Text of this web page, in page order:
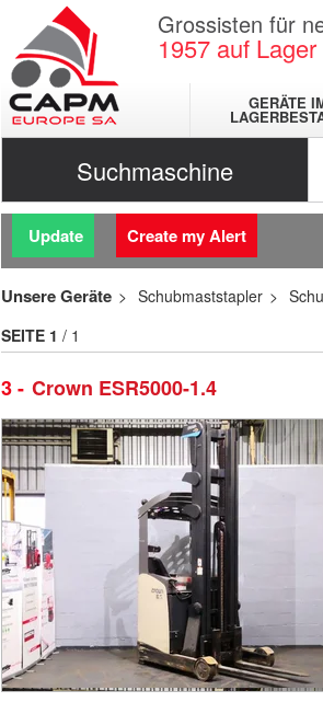
Grossisten für
1957 auf Lager
GERÄTE
Suchmaschine
Update Create my Alert
Unsere Geräte Schubmaststapler
3 Crown ESR5000-1.4
SEITE 1 / 1